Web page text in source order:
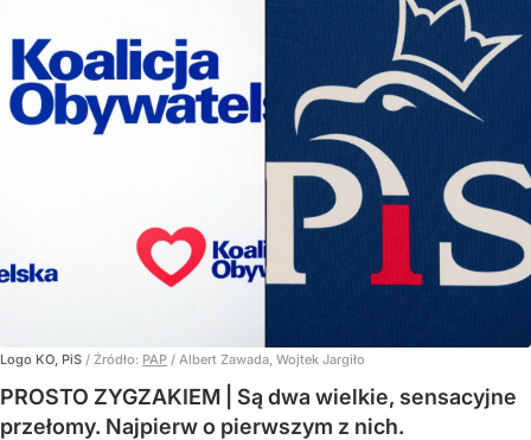
Logo KO, PiS / Źródło: PAP / Albert Zawada, Wojtek Jargiło
PROSTO ZYGZAKIEM | Są dwa wielkie, sensacyjne
przełomy. Najpierw o pierwszym z nich.